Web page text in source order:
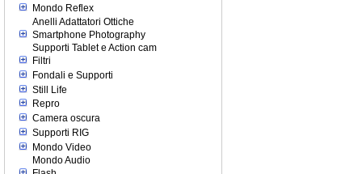
Mondo Reflex
Anelli Adattatori Ottiche
Smartphone Photography
Supporti Tablet e Action cam
Filtri
Fondali e Supporti
Still Life
Repro
Camera oscura
Supporti RIG
Mondo Video
Mondo Audio